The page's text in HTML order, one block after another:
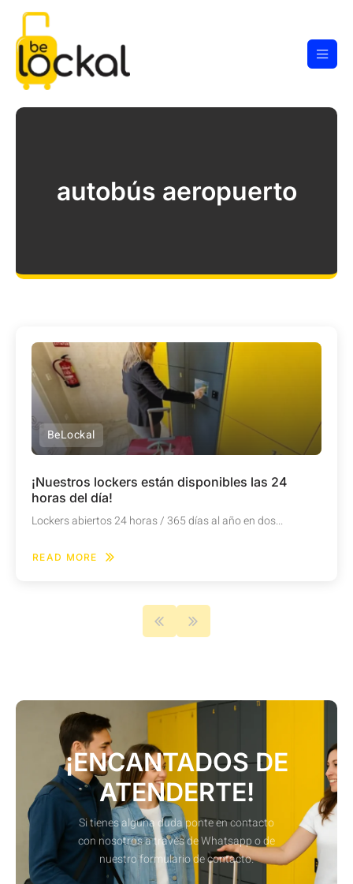
autobús aeropuerto
BeLockal
¡Nuestros lockers están disponibles las 24
horas del día!
Lockers abiertos 24 horas / 365 días al año en dos...
READ MORE
¡ENCANTADOS DE
ATENDERTE!
Si tienes alguna duda ponte en contacto
con nosotros a través de Whatsapp o de
nuestro formulario de contacto.